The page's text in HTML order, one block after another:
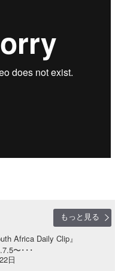
もっと見る
Africa Daily Clip』
〜･･･
日